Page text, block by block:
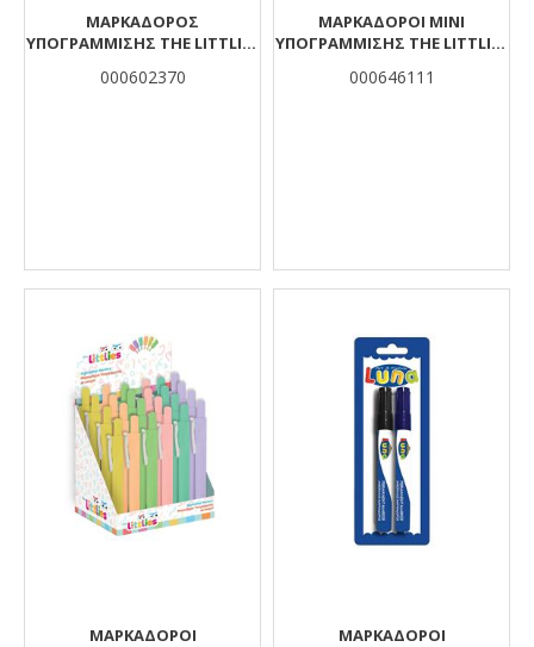
ΜΑΡΚΑΔΌΡΟΣ
ΥΠΟΓΡΆΜΜΙΣΗΣ THE LITTLIES
000602370
ΜΑΡΚΑΔΌΡΟΙ MINI
ΥΠΟΓΡΆΜΜΙΣΗΣ THE LITTLIES
000646111
ΜΑΡΚΑΔΟΡΟI
ΜΑΡΚΑΔΌΡΟΙ